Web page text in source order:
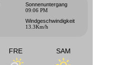
Sonnenuntergang
09:06 PM
Windgeschwindigkeit
13.3Km/h
FRE SAM